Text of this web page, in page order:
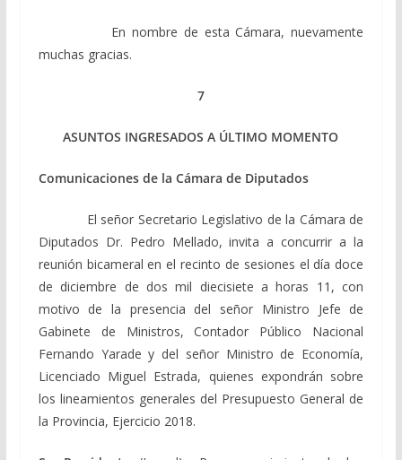
En nombre de esta Cámara, nuevamente
muchas gracias.
7
ASUNTOS INGRESADOS A ÚLTIMO MOMENTO
Comunicaciones de la Cámara de Diputados
El señor Secretario Legislativo de la Cámara de
Diputados Dr. Pedro Mellado, invita a concurrir a la
reunión bicameral en el recinto de sesiones el día doce
de diciembre de dos mil diecisiete a horas 11, con
motivo de la presencia del señor Ministro Jefe de
Gabinete de Ministros, Contador Público Nacional
Fernando Yarade y del señor Ministro de Economía,
Licenciado Miguel Estrada, quienes expondrán sobre
los lineamientos generales del Presupuesto General de
la Provincia, Ejercicio 2018.